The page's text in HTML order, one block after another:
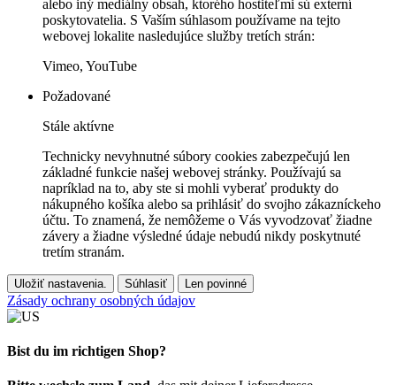
alebo iný mediálny obsah, ktorého hostiteľmi sú externí
poskytovatelia. S Vaším súhlasom používame na tejto
webovej lokalite nasledujúce služby tretích strán:
Vimeo, YouTube
Požadované
Stále aktívne
Technicky nevyhnutné súbory cookies zabezpečujú len
základné funkcie našej webovej stránky. Používajú sa
napríklad na to, aby ste si mohli vyberať produkty do
nákupného košíka alebo sa prihlásiť do svojho zákazníckeho
účtu. To znamená, že nemôžeme o Vás vyvodzovať žiadne
závery a žiadne výsledné údaje nebudú nikdy poskytnuté
tretím stranám.
Uložiť nastavenia. Súhlasiť Len povinné
Zásady ochrany osobných údajov
Bist du im richtigen Shop?